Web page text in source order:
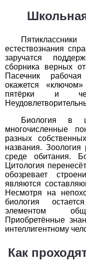
2 3 4
1
2 3 4
1
2 3 4
1
2 3 4 5
1
2 3 4
1
2 3 4
естествознания
заручатся
сборника верных
Пасечник
окажется
пятёрки и
Биология в
многочисленные
разных
названия.
среде обитания.
Цитология
обозревает
являются
Несмотря на
биология
элементом
Приобретённые
интеллигентному
Как